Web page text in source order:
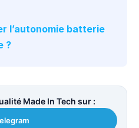
l’autonomie batterie
?
Made In Tech sur :